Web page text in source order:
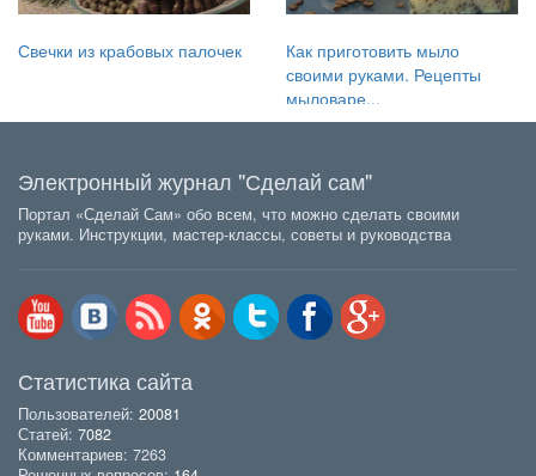
Свечки из крабовых палочек
Как приготовить мыло
своими руками. Рецепты
мыловаре...
Электронный журнал "Сделай сам"
Портал «Сделай Сам» обо всем, что можно сделать своими
руками. Инструкции, мастер-классы, советы и руководства
Статистика сайта
Пользователей: 20081
Статей: 7082
Комментариев: 7263